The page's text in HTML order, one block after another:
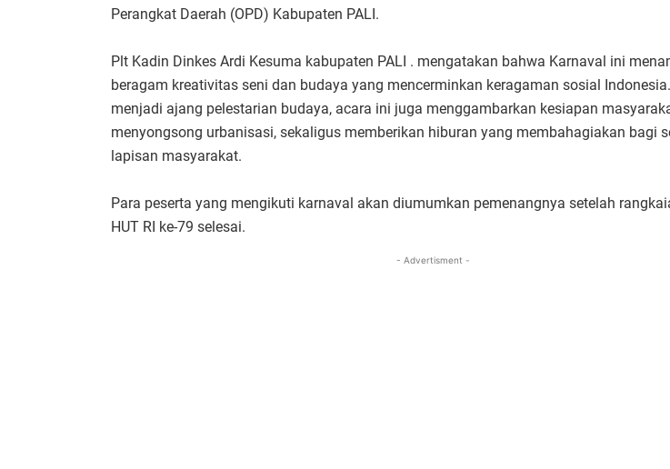
Perangkat Daerah (OPD) Kabupaten PALI.
Plt Kadin Dinkes Ardi Kesuma kabupaten PALI . mengatakan bahwa Karnaval ini
beragam kreativitas seni dan budaya yang mencerminkan keragaman sosial
menjadi ajang pelestarian budaya, acara ini juga menggambarkan kesiapan
menyongsong urbanisasi, sekaligus memberikan hiburan yang membahagiakan bagi
lapisan masyarakat.
Para peserta yang mengikuti karnaval akan diumumkan pemenangnya setelah
HUT RI ke-79 selesai.
- Advertisment -